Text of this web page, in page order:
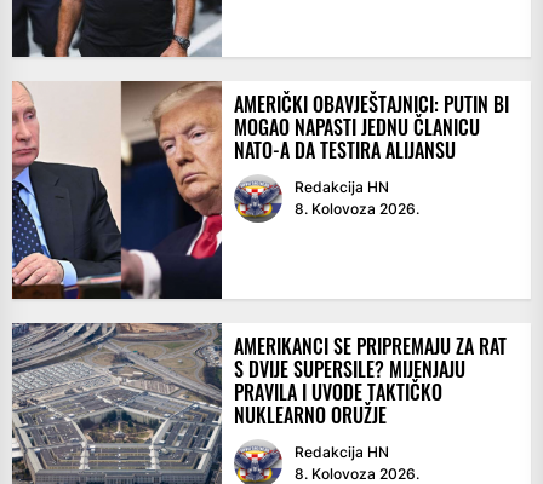
AMERIČKI OBAVJEŠTAJNICI: PUTIN BI
MOGAO NAPASTI JEDNU ČLANICU
NATO-A DA TESTIRA ALIJANSU
Redakcija HN
8. Kolovoza 2026.
AMERIKANCI SE PRIPREMAJU ZA RAT
S DVIJE SUPERSILE? MIJENJAJU
PRAVILA I UVODE TAKTIČKO
NUKLEARNO ORUŽJE
Redakcija HN
8. Kolovoza 2026.